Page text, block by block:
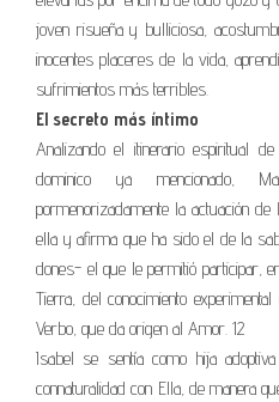
joven risueña y bulliciosa,
inocentes placeres de la vida,
sufrimientos más terribles.
El secreto más íntimo
Analizando el itinerario espiritual
dominico ya mencionado,
pormenorizadamente la actuación
ella y afirma que ha sido el de la
dones- el que le permitió participar,
Tierra, del conocimiento
Verbo, que da origen al Amor. 12
Isabel se sentía como hija
connaturalidad con Ella, de manera